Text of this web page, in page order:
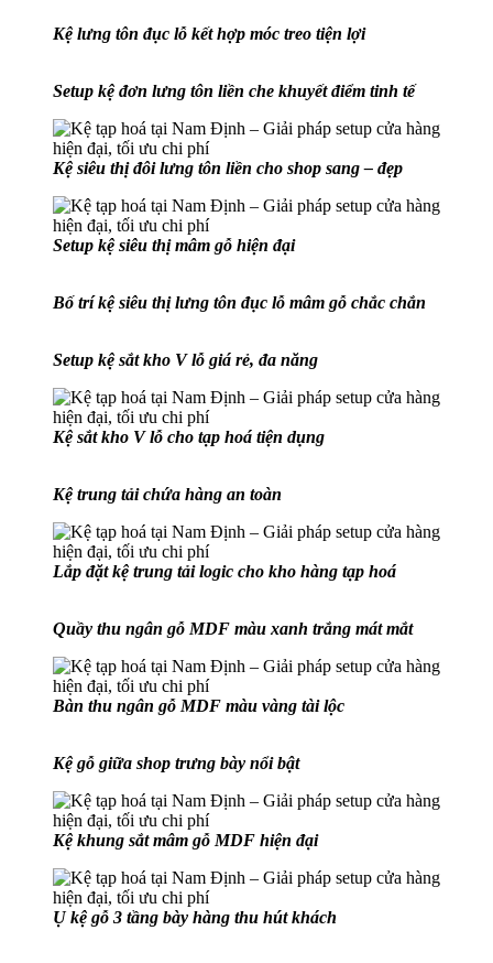
Kệ lưng tôn đục lỗ kết hợp móc treo tiện lợi
Setup kệ đơn lưng tôn liền che khuyết điểm tinh tế
Kệ siêu thị đôi lưng tôn liền cho shop sang – đẹp
Setup kệ siêu thị mâm gỗ hiện đại
Bố trí kệ siêu thị lưng tôn đục lỗ mâm gỗ chắc chắn
Setup kệ sắt kho V lỗ giá rẻ, đa năng
Kệ sắt kho V lỗ cho tạp hoá tiện dụng
Kệ trung tải chứa hàng an toàn
Lắp đặt kệ trung tải logic cho kho hàng tạp hoá
Quầy thu ngân gỗ MDF màu xanh trắng mát mắt
Bàn thu ngân gỗ MDF màu vàng tài lộc
Kệ gỗ giữa shop trưng bày nổi bật
Kệ khung sắt mâm gỗ MDF hiện đại
Ụ kệ gỗ 3 tầng bày hàng thu hút khách